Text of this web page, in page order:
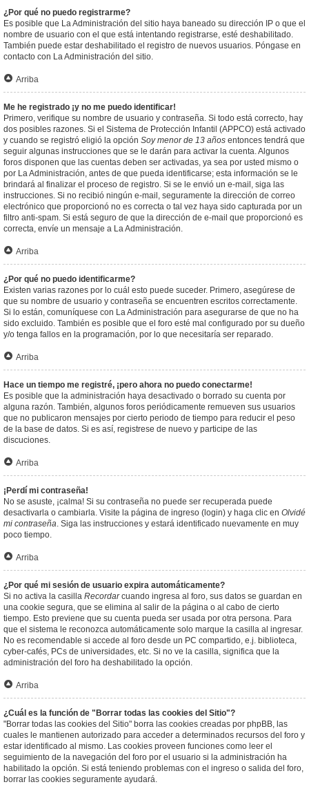
¿Por qué no puedo registrarme?
Es posible que La Administración del sitio haya baneado su dirección IP o que el
nombre de usuario con el que está intentando registrarse, esté deshabilitado.
También puede estar deshabilitado el registro de nuevos usuarios. Póngase en
contacto con La Administración del sitio.
Arriba
Me he registrado ¡y no me puedo identificar!
Primero, verifique su nombre de usuario y contraseña. Si todo está correcto, hay
dos posibles razones. Si el Sistema de Protección Infantil (APPCO) está activado
y cuando se registró eligió la opción Soy menor de 13 años entonces tendrá que
seguir algunas instrucciones que se le darán para activar la cuenta. Algunos
foros disponen que las cuentas deben ser activadas, ya sea por usted mismo o
por La Administración, antes de que pueda identificarse; esta información se le
brindará al finalizar el proceso de registro. Si se le envió un e-mail, siga las
instrucciones. Si no recibió ningún e-mail, seguramente la dirección de correo
electrónico que proporcionó no es correcta o tal vez haya sido capturada por un
filtro anti-spam. Si está seguro de que la dirección de e-mail que proporcionó es
correcta, envíe un mensaje a La Administración.
Arriba
¿Por qué no puedo identificarme?
Existen varias razones por lo cuál esto puede suceder. Primero, asegúrese de
que su nombre de usuario y contraseña se encuentren escritos correctamente.
Si lo están, comuníquese con La Administración para asegurarse de que no ha
sido excluido. También es posible que el foro esté mal configurado por su dueño
y/o tenga fallos en la programación, por lo que necesitaría ser reparado.
Arriba
Hace un tiempo me registré, ¡pero ahora no puedo conectarme!
Es posible que la administración haya desactivado o borrado su cuenta por
alguna razón. También, algunos foros periódicamente remueven sus usuarios
que no publicaron mensajes por cierto periodo de tiempo para reducir el peso
de la base de datos. Si es así, registrese de nuevo y participe de las
discuciones.
Arriba
¡Perdí mi contraseña!
No se asuste, ¡calma! Si su contraseña no puede ser recuperada puede
desactivarla o cambiarla. Visite la página de ingreso (login) y haga clic en Olvidé
mi contraseña. Siga las instrucciones y estará identificado nuevamente en muy
poco tiempo.
Arriba
¿Por qué mi sesión de usuario expira automáticamente?
Si no activa la casilla Recordarcuando ingresa al foro, sus datos se guardan en
una cookie segura, que se elimina al salir de la página o al cabo de cierto
tiempo. Esto previene que su cuenta pueda ser usada por otra persona. Para
que el sistema le reconozca automáticamente solo marque la casilla al ingresar.
No es recomendable si accede al foro desde un PC compartido, e.j. biblioteca,
cyber-cafés, PCs de universidades, etc. Si no ve la casilla, significa que la
administración del foro ha deshabilitado la opción.
Arriba
¿Cuál es la función de "Borrar todas las cookies del Sitio"?
"Borrar todas las cookies del Sitio" borra las cookies creadas por phpBB, las
cuales le mantienen autorizado para acceder a determinados recursos del foro y
estar identificado al mismo. Las cookies proveen funciones como leer el
seguimiento de la navegación del foro por el usuario si la administración ha
habilitado la opción. Si está teniendo problemas con el ingreso o salida del foro,
borrar las cookies seguramente ayudará.